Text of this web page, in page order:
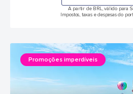
A partir de BRL, válido para
Impostos, taxas e despesas do
Promoções imperdíveis